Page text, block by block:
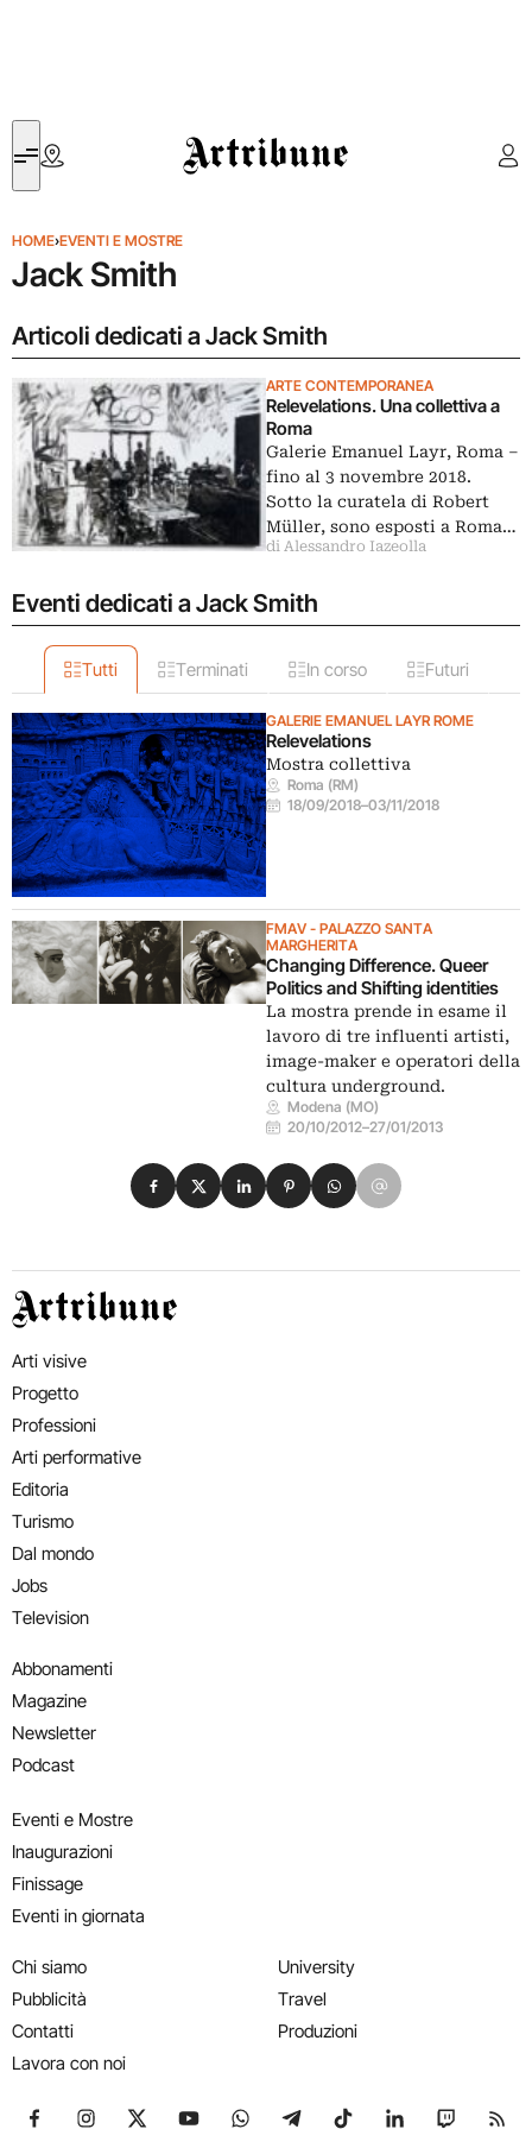
Artribune
HOME›EVENTI E MOSTRE
Jack Smith
Articoli dedicati a Jack Smith
ARTE CONTEMPORANEA
Relevelations. Una collettiva a
Roma
Galerie Emanuel Layr, Roma ‒
fino al 3 novembre 2018.
Sotto la curatela di Robert
Müller, sono esposti a Roma…
di Alessandro Iazeolla
Eventi dedicati a Jack Smith
Tutti Terminati In corso Futuri
GALERIE EMANUEL LAYR ROME
Relevelations
Mostra collettiva
Roma (RM)
18/09/2018–03/11/2018
FMAV - PALAZZO SANTA
MARGHERITA
Changing Difference. Queer
Politics and Shifting identities
La mostra prende in esame il
lavoro di tre influenti artisti,
image-maker e operatori della
cultura underground.
Modena (MO)
20/10/2012–27/01/2013
Condividi su Facebook
Condividi su X
Condividi su LinkedIn
Condividi su Pinterest
Condividi su WhatsApp
Condividi su Email
Artribune
Arti visive
Progetto
Professioni
Arti performative
Editoria
Turismo
Dal mondo
Jobs
Television
Abbonamenti
Magazine
Newsletter
Podcast
Eventi e Mostre
Inaugurazioni
Finissage
Eventi in giornata
Chi siamo
Pubblicità
Contatti
Lavora con noi
University
Travel
Produzioni
Seguici su Facebook
Seguici su Instagram
Seguici su X
Seguici su YouTube
Seguici su WhatsApp
Seguici su Telegram
Seguici su TikTok
Seguici su
Seguici